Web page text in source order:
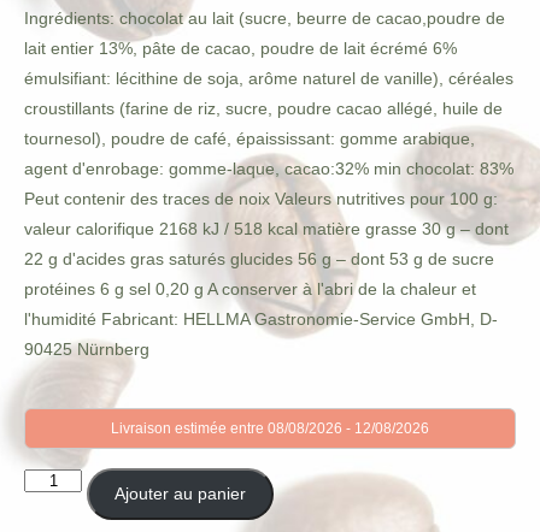
Ingrédients: chocolat au lait (sucre, beurre de cacao,poudre de
lait entier 13%, pâte de cacao, poudre de lait écrémé 6%
émulsifiant: lécithine de soja, arôme naturel de vanille), céréales
croustillants (farine de riz, sucre, poudre cacao allégé, huile de
tournesol), poudre de café, épaississant: gomme arabique,
agent d'enrobage: gomme-laque, cacao:32% min chocolat: 83%
Peut contenir des traces de noix Valeurs nutritives pour 100 g:
valeur calorifique 2168 kJ / 518 kcal matière grasse 30 g – dont
22 g d'acides gras saturés glucides 56 g – dont 53 g de sucre
protéines 6 g sel 0,20 g A conserver à l'abri de la chaleur et
l'humidité Fabricant: HELLMA Gastronomie-Service GmbH, D-
90425 Nürnberg
Livraison estimée entre 08/08/2026 - 12/08/2026
quantité
Ajouter au panier